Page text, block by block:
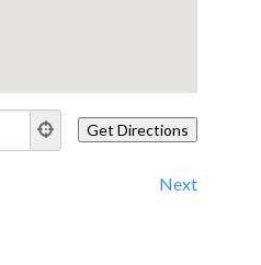
Next